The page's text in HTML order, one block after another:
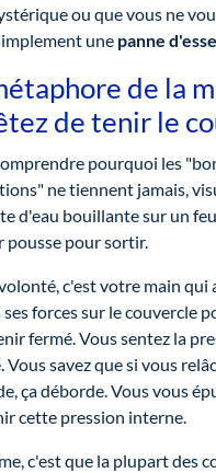
ou que vous ne
une panne
de la
de tenir le
pourquoi les
ne tiennent jamais,
d'eau bouillante sur un
pousse pour sortir.
c'est votre main qui
forces sur le couvercle
fermé. Vous sentez la
Vous savez que si vous
ça déborde. Vous vous
cette pression interne.
c'est que la plupart des